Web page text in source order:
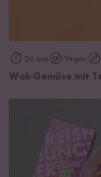
20 min Vegan
Wok-Gemüse mit